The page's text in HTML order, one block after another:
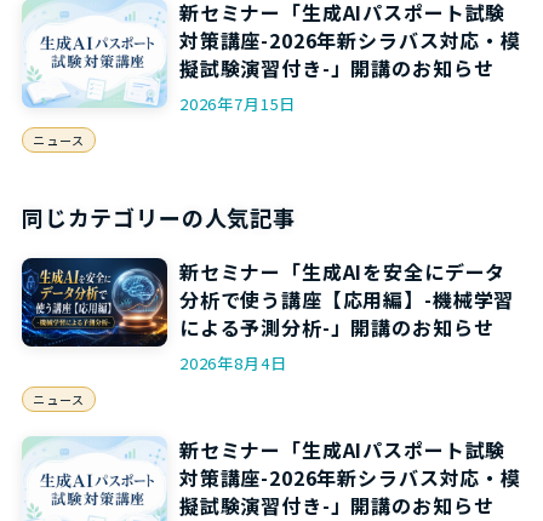
新セミナー「生成AIパスポート試験
対策講座-2026年新シラバス対応・模
擬試験演習付き-」開講のお知らせ
2026年7月15日
ニュース
同じカテゴリーの人気記事
新セミナー「生成AIを安全にデータ
分析で使う講座【応用編】-機械学習
による予測分析-」開講のお知らせ
2026年8月4日
ニュース
新セミナー「生成AIパスポート試験
対策講座-2026年新シラバス対応・模
擬試験演習付き-」開講のお知らせ